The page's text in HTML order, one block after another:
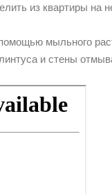
из квартиры на
мыльного
и стены